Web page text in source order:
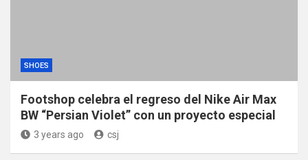
SHOES
Footshop celebra el regreso del Nike Air Max
BW “Persian Violet” con un proyecto especial
3 years ago csj